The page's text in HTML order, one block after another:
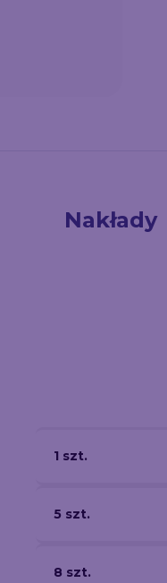
Nakłady
1 szt.
5 szt.
8 szt.